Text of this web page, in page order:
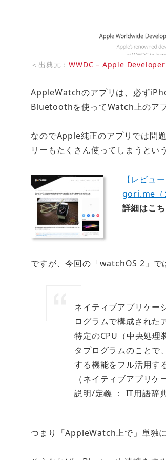
＜出典元：WWDC – Apple Developer
AppleWatchのアプリは、必ず
Bluetoothを使ってWatch上のア
なのでApple純正のアプリでは問
リーもたくさん使ってしまうとい
【レビュ
gori.me（
詳細はこ
ですが、今回の「watchOS 2」で
ネイティブアプリケー
ログラムで構成された
特定のCPU（中央処理
タプログラムのことで
する機能をフル活用す
（ネイティブアプリ
説明/定義 ： IT用語辞典
つまり「AppleWatch上で」単独